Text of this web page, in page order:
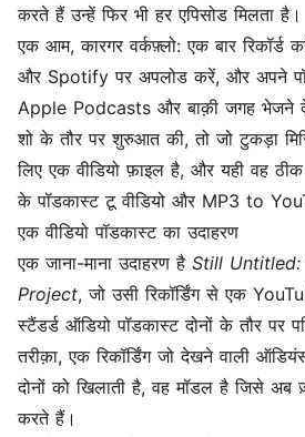
करते हैं उन्हें फिर भी हर एपिसोड मिलता है।
एक आम, कारगर वर्कफ़्लो: एक बार रिकॉर्ड
और Spotify पर अपलोड करें, और अपने
Apple Podcasts और बाक़ी जगह भेजने
शो के तौर पर शुरुआत की, तो जो टुकड़ा
लिए एक वीडियो फ़ाइल है, और यही वह
केपॉडकास्ट टू वीडियो और MP3 to
एक वीडियो पॉडकास्ट का उदाहरण
एक जाना-माना उदाहरण है Still Untitled:
Project, जो उसी रिकॉर्डिंग से एक
स्टैंडर्ड ऑडियो पॉडकास्ट दोनों के तौर पर
तरीक़ा, एक रिकॉर्डिंग जो देखने वाली
दोनों को खिलाती है, वह मॉडल है जिसे अब
करते हैं।